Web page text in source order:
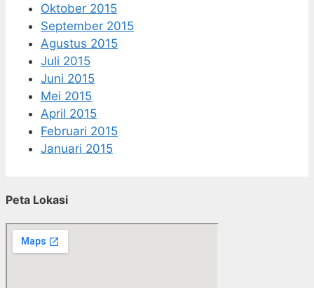
Oktober 2015
September 2015
Agustus 2015
Juli 2015
Juni 2015
Mei 2015
April 2015
Februari 2015
Januari 2015
Peta Lokasi